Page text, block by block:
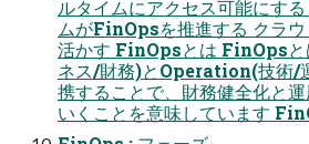
ルタイムにアクセス可能にす
ムがFinOpsを推進する クラ
活かす FinOpsとは FinOps
ネス/財務)とOperation(技術/
携することで、財務健全化と
いくことを意味しています